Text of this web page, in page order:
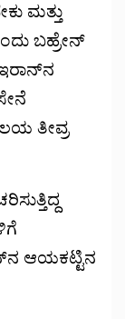
ಮತ್ತು
ಬಹ್ರೇನ್
ತೀವ್ರ
ಆಯಕಟ್ಟಿನ